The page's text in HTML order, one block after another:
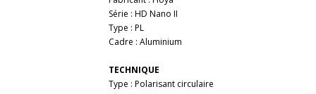
Série : HD Nano II
Type : PL
Cadre : Aluminium
TECHNIQUE
Type : Polarisant circulaire